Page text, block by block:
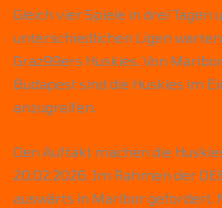
Gleich vier Spiele in drei Tagen
unterschiedlichen Ligen
Graz99ers Huskies. Von
Budapest sind die Huskies im
anzugreifen.
Den Auftakt machen die
20.02.2026. Im Rahmen der
auswärts in Maribor gefordert.